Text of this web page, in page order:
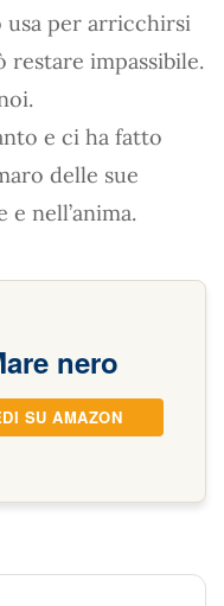
per arricchirsi
restare impassibile.
e ci ha fatto
delle sue
nell’anima.
nero
SU AMAZON